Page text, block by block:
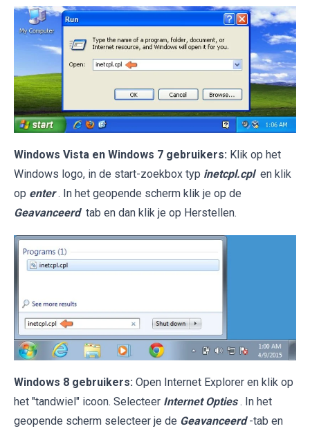
Windows Vista en Windows 7 gebruikers: Klik op het
Windows logo, in de start-zoekbox typ inetcpl.cpl en klik
op enter . In het geopende scherm klik je op de
Geavanceerd tab en dan klik je op Herstellen.
Windows 8 gebruikers: Open Internet Explorer en klik op
het "tandwiel" icoon. Selecteer Internet Opties . In het
geopende scherm selecteer je de Geavanceerd -tab en